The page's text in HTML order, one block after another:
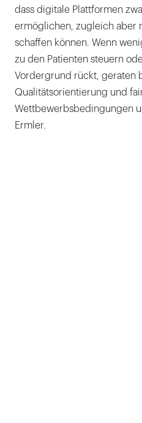
dass digitale Plattformen
ermöglichen, zugleich aber
schaffen können. Wenn
zu den Patienten steuern
Vordergrund rückt, geraten
Qualitätsorientierung und
Wettbewerbsbedingungen
Ermler.